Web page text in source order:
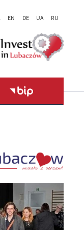
EN DE UA RU